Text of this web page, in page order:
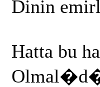
Dinin
Hatta bu